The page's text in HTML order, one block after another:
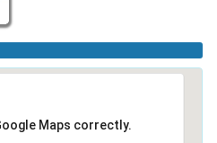
Maps correctly.